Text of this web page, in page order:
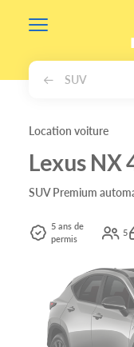
SUV
Location voiture
Lexus NX
SUV Premium
5 ans de
permis
5